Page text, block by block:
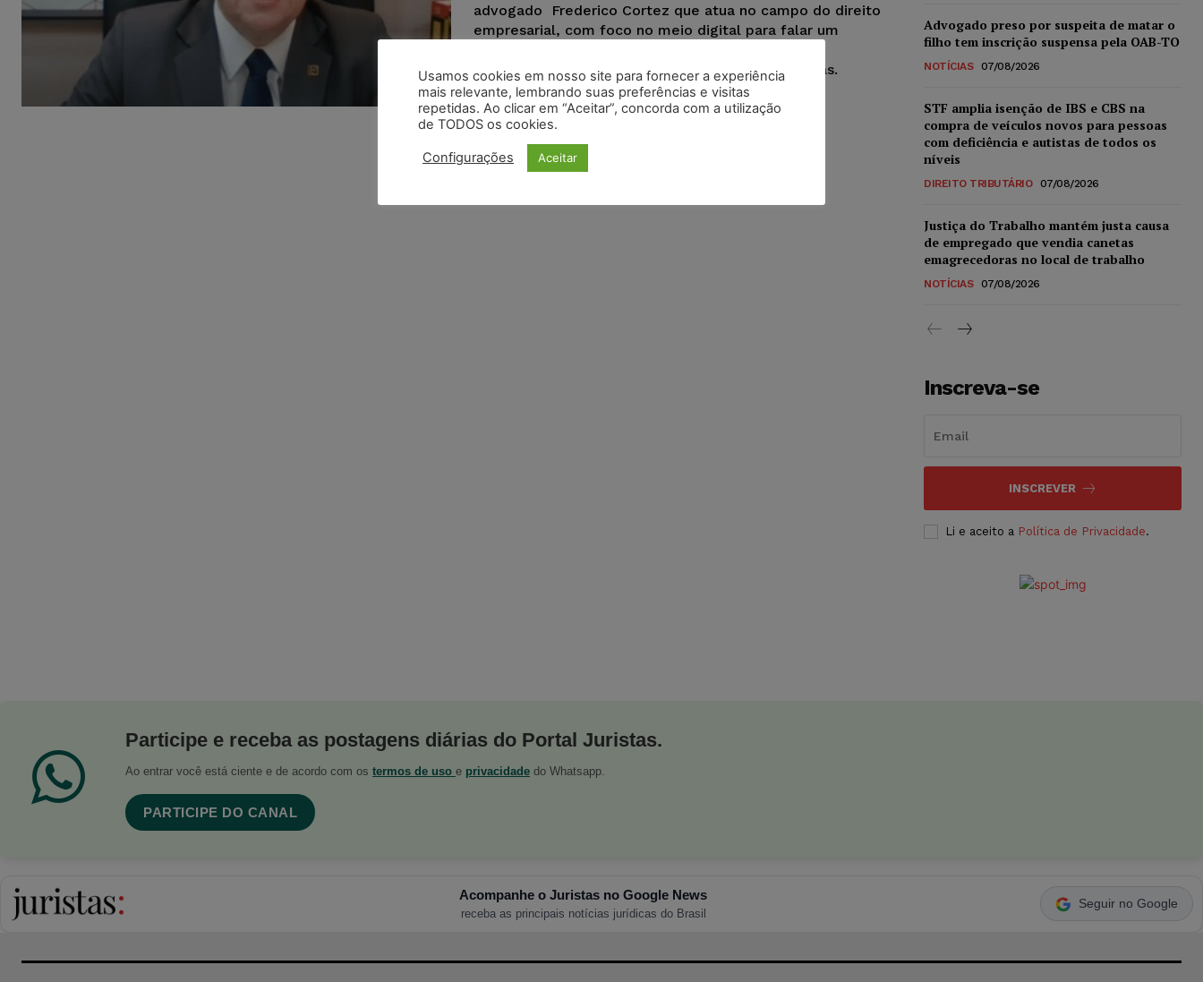
advogado Frederico Cortez que atua no campo do direito
empresarial, com foco no meio digital para falar um
compartilhamento de dados e medidas preventivas.
Advogado preso por suspeita de matar o
filho tem inscrição suspensa pela OAB-TO
NOTÍCIAS 07/08/2026
STF amplia isenção de IBS e CBS na
compra de veículos novos para pessoas
com deficiência e autistas de todos os
níveis
DIREITO TRIBUTÁRIO 07/08/2026
Justiça do Trabalho mantém justa causa
de empregado que vendia canetas
emagrecedoras no local de trabalho
NOTÍCIAS 07/08/2026
Inscreva-se
INSCREVER
Li e aceito a Política de Privacidade.
Participe e receba as postagens diárias do Portal Juristas.
Ao entrar você está ciente e de acordo com os termos de uso e privacidade do Whatsapp.
PARTICIPE DO CANAL
Acompanhe o Juristas no Google News
receba as principais notícias jurídicas do Brasil
Seguir no Google
Usamos cookies em nosso site para fornecer a experiência
mais relevante, lembrando suas preferências e visitas
repetidas. Ao clicar em “Aceitar”, concorda com a utilização
de TODOS os cookies.
Configurações Aceitar